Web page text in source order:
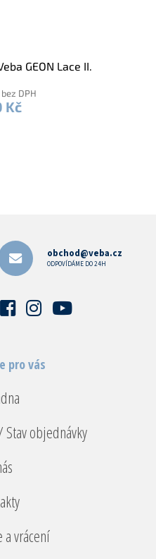
GEON Lace II.
DPH
Kč
obchod@veba.cz
ODPOVÍDÁME DO 24H
pro vás
objednávky
a vrácení